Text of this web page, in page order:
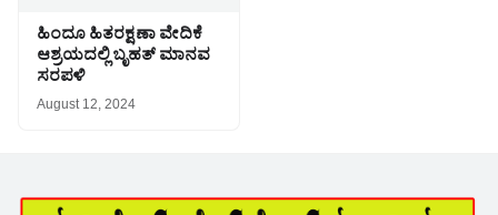
ಹಿಂದೂ ಹಿತರಕ್ಷಣಾ ವೇದಿಕೆ
ಆಶ್ರಯದಲ್ಲಿ ಬೃಹತ್ ಮಾನವ
ಸರಪಳಿ
August 12, 2024